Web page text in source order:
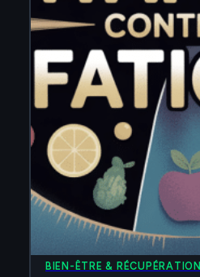
BIEN-ÊTRE & RÉCUPÉRATION